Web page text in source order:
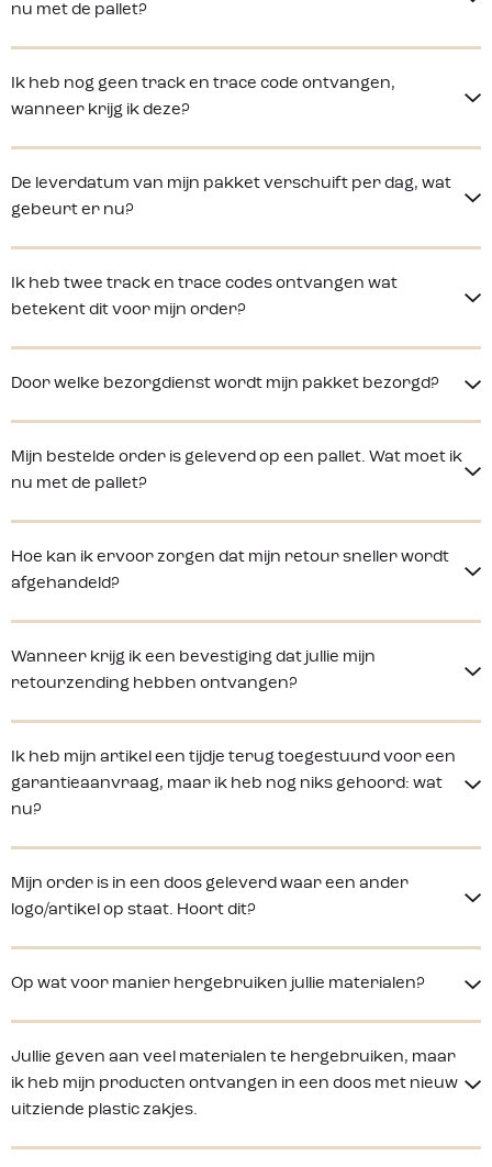
nu met de pallet?
Ik heb nog geen track en trace code ontvangen,
wanneer krijg ik deze?
De leverdatum van mijn pakket verschuift per dag, wat
gebeurt er nu?
Ik heb twee track en trace codes ontvangen wat
betekent dit voor mijn order?
Door welke bezorgdienst wordt mijn pakket bezorgd?
Mijn bestelde order is geleverd op een pallet. Wat moet ik
nu met de pallet?
Hoe kan ik ervoor zorgen dat mijn retour sneller wordt
afgehandeld?
Wanneer krijg ik een bevestiging dat jullie mijn
retourzending hebben ontvangen?
Ik heb mijn artikel een tijdje terug toegestuurd voor een
garantieaanvraag, maar ik heb nog niks gehoord: wat
nu?
Mijn order is in een doos geleverd waar een ander
logo/artikel op staat. Hoort dit?
Op wat voor manier hergebruiken jullie materialen?
Jullie geven aan veel materialen te hergebruiken, maar
ik heb mijn producten ontvangen in een doos met nieuw
uitziende plastic zakjes.